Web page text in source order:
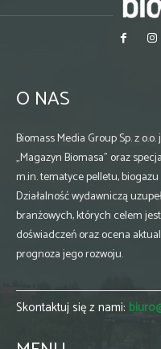
O NAS
Biomass Media Group Sp. z
„Magazyn Biomasa” oraz
m.in. tematyce pelletu,
Działalność wydawniczą
branżowych, których celem
doświadczeń oraz ocena
prognoza jego rozwoju.
Skontaktuj się z nami: